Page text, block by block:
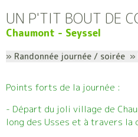
UN P'TIT BOUT DE
Chaumont - Seyssel
» Randonnée journée / soirée »
Points forts de la journée :
- Départ du joli village de
long des Usses et à travers la